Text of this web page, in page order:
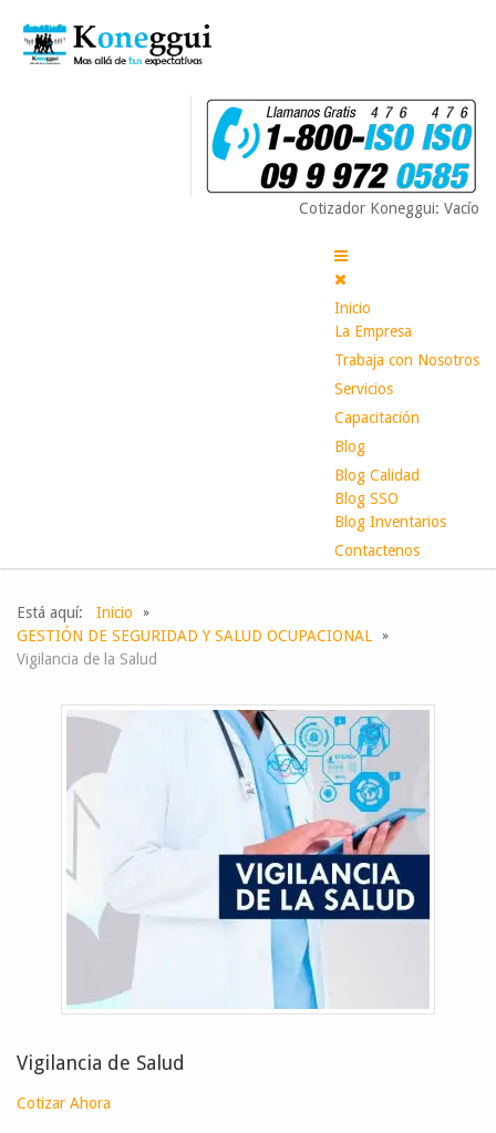
Cotizador Koneggui: Vacío
Inicio
La Empresa
Trabaja con Nosotros
Servicios
Capacitación
Blog
Blog Calidad
Blog SSO
Blog Inventarios
Contactenos
Está aquí:
Inicio
GESTIÓN DE SEGURIDAD Y SALUD OCUPACIONAL
Vigilancia de la Salud
Vigilancia de Salud
Cotizar Ahora